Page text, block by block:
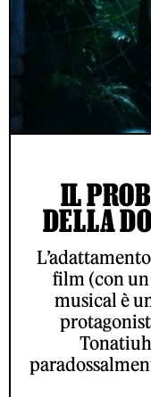
IL
DELLA
film (con
musical è